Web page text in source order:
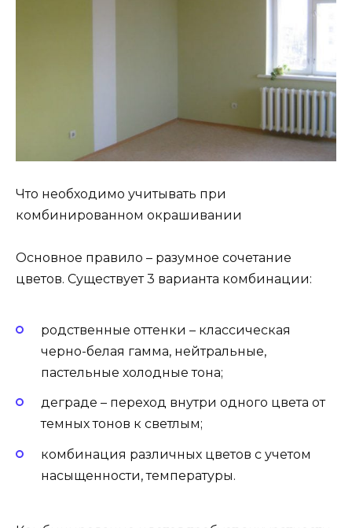
Что необходимо учитывать при
комбинированном окрашивании
Основное правило – разумное сочетание
цветов. Существует 3 варианта комбинации:
родственные оттенки – классическая
черно-белая гамма, нейтральные,
пастельные холодные тона;
деграде – переход внутри одного цвета от
темных тонов к светлым;
комбинация различных цветов с учетом
насыщенности, температуры.